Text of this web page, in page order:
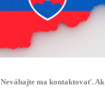
Neváhajte ma kontaktovať.Ak